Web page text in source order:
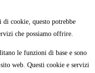
cookie, questo potrebbe
che possiamo offrire.
le funzioni di base e sono
web. Questi cookie e servizi